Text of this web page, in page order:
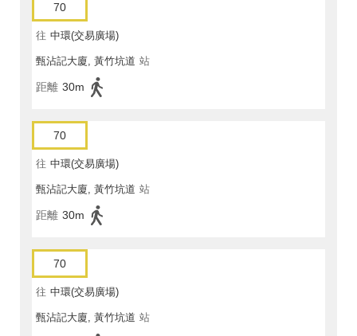
70
往 中環(交易廣場)
甄沾記大廈, 黃竹坑道 站
距離 30m
70
往 中環(交易廣場)
甄沾記大廈, 黃竹坑道 站
距離 30m
70
往 中環(交易廣場)
甄沾記大廈, 黃竹坑道 站